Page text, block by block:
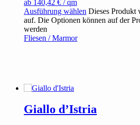
ab 140,42 € / qm
Ausführung wählen Dieses Produkt
auf. Die Optionen können auf der
werden
Fliesen / Marmor
Giallo d’Istria